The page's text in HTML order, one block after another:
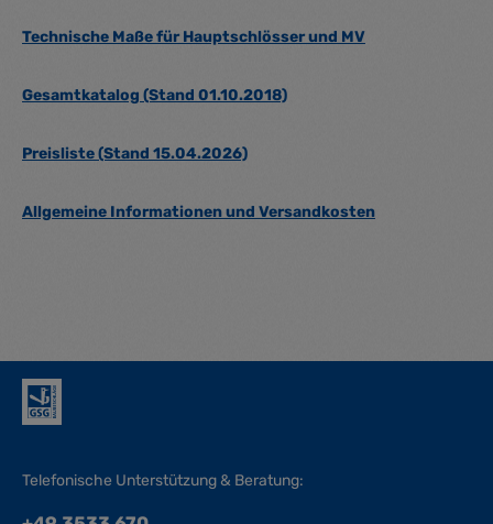
Technische Maße für Hauptschlösser und MV
Gesamtkatalog (Stand 01.10.2018)
Preisliste (Stand 15.04.2026)
Allgemeine Informationen und Versandkosten
Telefonische Unterstützung & Beratung: